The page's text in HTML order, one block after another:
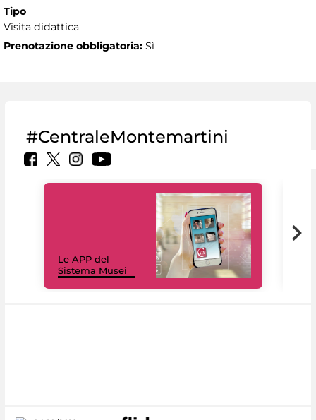
Tipo
Visita didattica
Prenotazione obbligatoria: Sì
#CentraleMontemartini
Le APP del
Sistema Musei